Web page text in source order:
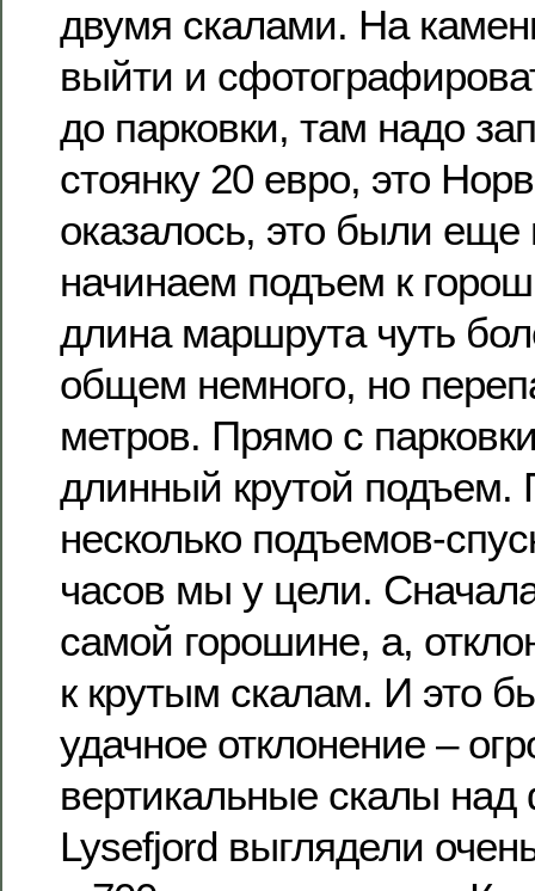
двумя скалами. На
выйти и
до парковки, там надо
стоянку 20 евро, это
оказалось, это были еще
начинаем подъем к
длина маршрута чуть
общем немного, но
метров. Прямо с
длинный крутой
несколько подъемов-
часов мы у цели.
самой горошине, а,
к крутым скалам. И это
удачное отклонение –
вертикальные скалы
Lysefjord выглядели